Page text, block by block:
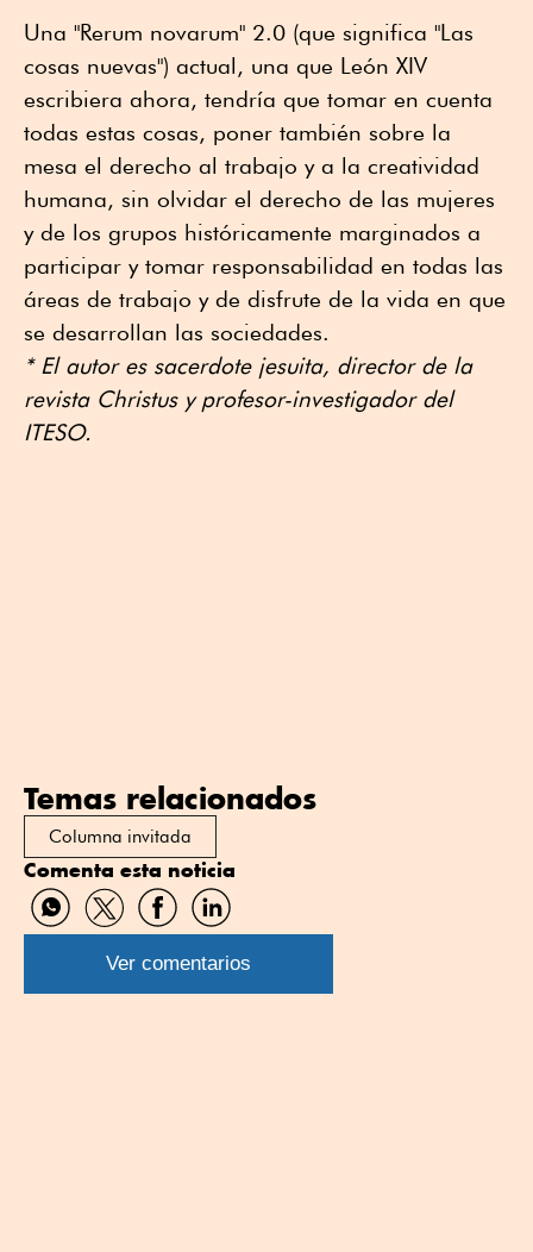
Una "Rerum novarum" 2.0 (que significa "Las
cosas nuevas") actual, una que León XIV
escribiera ahora, tendría que tomar en cuenta
todas estas cosas, poner también sobre la
mesa el derecho al trabajo y a la creatividad
humana, sin olvidar el derecho de las mujeres
y de los grupos históricamente marginados a
participar y tomar responsabilidad en todas las
áreas de trabajo y de disfrute de la vida en que
se desarrollan las sociedades.
* El autor es sacerdote jesuita, director de la
revista Christus y profesor-investigador del
ITESO.
Temas relacionados
Columna invitada
Comenta esta noticia
Compartir
por
WhatsApp
Compartir
por
Twitter
Compartir
por
Facebook
Compartir
por
Linkedin
Ver comentarios